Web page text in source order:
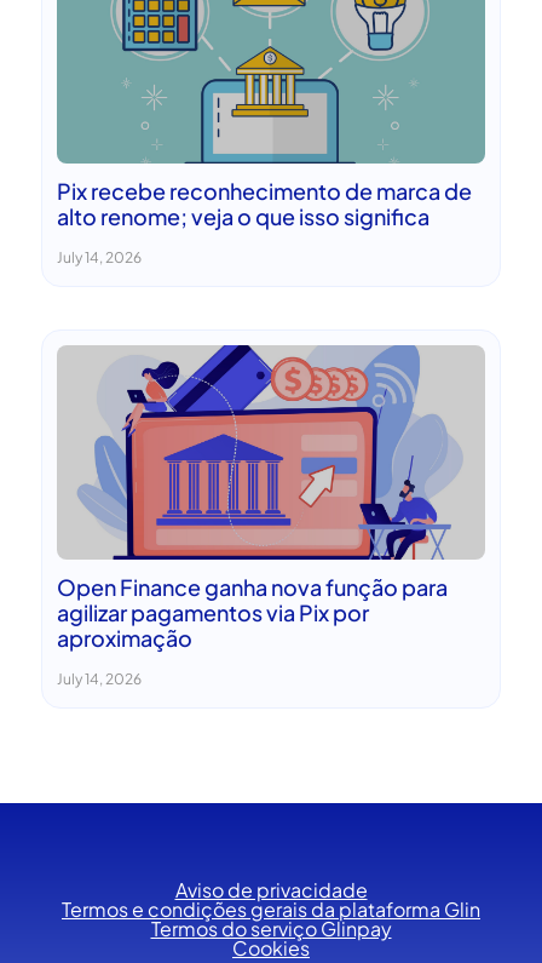
Pix recebe reconhecimento de marca de
alto renome; veja o que isso significa
July 14, 2026
Open Finance ganha nova função para
agilizar pagamentos via Pix por
aproximação
July 14, 2026
Aviso de privacidade
Termos e condições gerais da plataforma Glin
Termos do serviço Glinpay
Cookies